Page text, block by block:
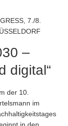
7./8.
–
digital“
der 10.
im